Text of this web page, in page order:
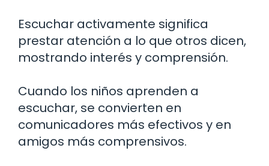
Escuchar activamente significa
prestar atención a lo que otros dicen,
mostrando interés y comprensión.
Cuando los niños aprenden a
escuchar, se convierten en
comunicadores más efectivos y en
amigos más comprensivos.